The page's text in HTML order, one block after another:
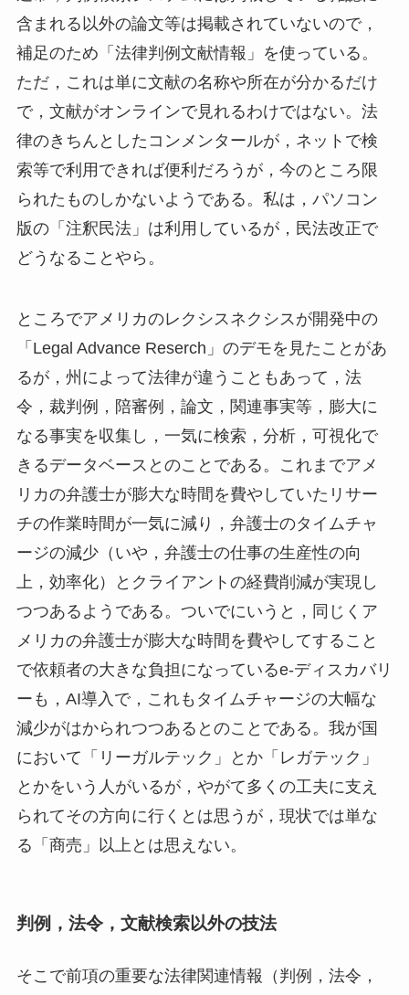
含まれる以外の論文等は掲載されていないので，
補足のため「法律判例文献情報」を使っている。
ただ，これは単に文献の名称や所在が分かるだけ
で，文献がオンラインで見れるわけではない。法
律のきちんとしたコンメンタールが，ネットで検
索等で利用できれば便利だろうが，今のところ限
られたものしかないようである。私は，パソコン
版の「注釈民法」は利用しているが，民法改正で
どうなることやら。
ところでアメリカのレクシスネクシスが開発中の
「Legal Advance Reserch」のデモを見たことがあ
るが，州によって法律が違うこともあって，法
令，裁判例，陪審例，論文，関連事実等，膨大に
なる事実を収集し，一気に検索，分析，可視化で
きるデータベースとのことである。これまでアメ
リカの弁護士が膨大な時間を費やしていたリサー
チの作業時間が一気に減り，弁護士のタイムチャ
ージの減少（いや，弁護士の仕事の生産性の向
上，効率化）とクライアントの経費削減が実現し
つつあるようである。ついでにいうと，同じくア
メリカの弁護士が膨大な時間を費やしてすること
で依頼者の大きな負担になっているe-ディスカバリ
ーも，AI導入で，これもタイムチャージの大幅な
減少がはかられつつあるとのことである。我が国
において「リーガルテック」とか「レガテック」
とかをいう人がいるが，やがて多くの工夫に支え
られてその方向に行くとは思うが，現状では単な
る「商売」以上とは思えない。
判例，法令，文献検索以外の技法
そこで前項の重要な法律関連情報（判例，法令，